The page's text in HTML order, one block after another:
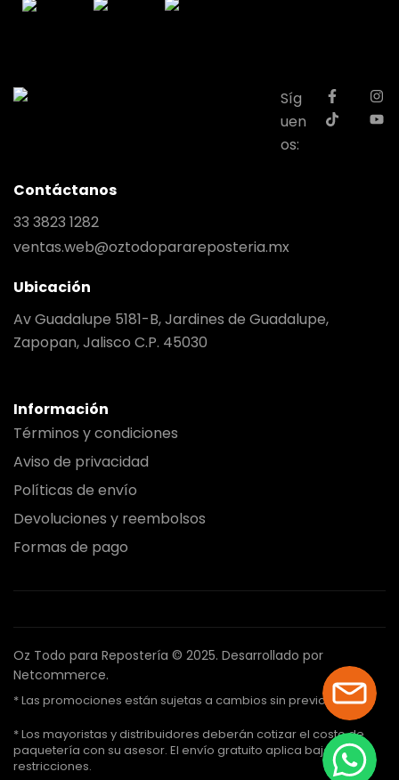
Síg
uen
os:
Contáctanos
33 3823 1282
ventas.web@oztodoparareposteria.mx
Ubicación
Av Guadalupe 5181-B, Jardines de Guadalupe,
Zapopan, Jalisco C.P. 45030
Información
Términos y condiciones
Aviso de privacidad
Políticas de envío
Devoluciones y reembolsos
Formas de pago
Oz Todo para Repostería © 2025. Desarrollado por
Netcommerce.
* Las promociones están sujetas a cambios sin previo aviso.
* Los mayoristas y distribuidores deberán cotizar el costo de
paquetería con su asesor. El envío gratuito aplica bajo ciertas
restricciones.